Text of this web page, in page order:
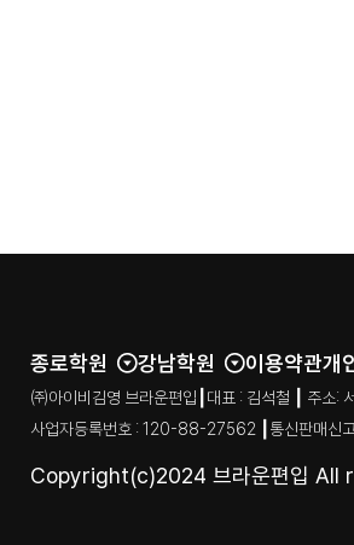
종로학원 강남학원 이용약관개
㈜아이비김영 브라운편입┃대표 : 김석철 ┃ 주
사업자등록번호 : 120-88-27562 ┃통신판매신
Copyright(c)2024 브라운편입